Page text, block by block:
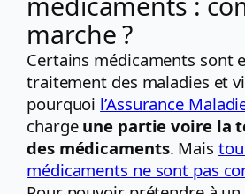
marche ?
Certains médicaments sont
traitement des maladies et
pourquoi l’Assurance
charge une partie voire la
des médicaments. Mais
médicaments ne sont pas